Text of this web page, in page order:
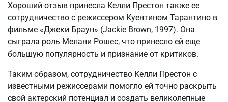
Хороший отзыв принесла Келли Престон также ее
сотрудничество с режиссером Куентином Тарантино в
фильме «Джеки Браун» (Jackie Brown, 1997). Она
сыграла роль Мелани Рошес, что принесло ей еще
большую популярность и признание от критиков.
Таким образом, сотрудничество Келли Престон с
известными режиссерами помогло ей точно раскрыть
свой актерский потенциал и создать великолепные